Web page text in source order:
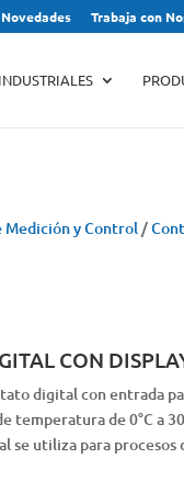
Novedades Trabaja con
Medición y Control/
CON
digital con entrada
temperatura de 0°C a
se utiliza para procesos